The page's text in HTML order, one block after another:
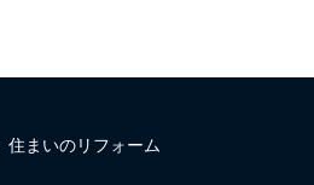
住まいのリフォーム